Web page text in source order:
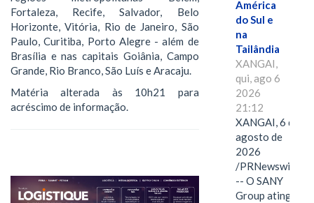
Fortaleza, Recife, Salvador, Belo
Horizonte, Vitória, Rio de Janeiro, São
Paulo, Curitiba, Porto Alegre - além de
Brasília e nas capitais Goiânia, Campo
Grande, Rio Branco, São Luís e Aracaju.
Matéria alterada às 10h21 para
acréscimo de informação.
América
do Sul e
na
Tailândia
XANGAI,
qui, ago 6
2026
21:12
XANGAI, 6 de
agosto de
2026
/PRNewswire/
-- O SANY
Group atingiu